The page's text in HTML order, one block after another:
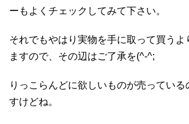
ーもよくチェックしてみて下さい。
それでもやはり実物を手に取って買うよ
ますので、その辺はご了承を(^-^;
りっこらんどに欲しいものが売ってい
すけどね。